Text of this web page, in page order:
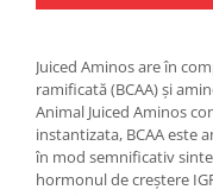
Juiced Aminos are în
ramificată (BCAA) și
Animal Juiced Aminos
instantizata, BCAA este
în mod semnificativ
hormonul de creștere